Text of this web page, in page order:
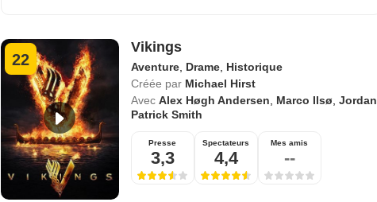
22
Vikings
Aventure, Drame, Historique
Créée par Michael Hirst
Avec Alex Høgh Andersen, Marco Ilsø, Jordan
Patrick Smith
Presse
3,3
Spectateurs
4,4
Mes amis
--